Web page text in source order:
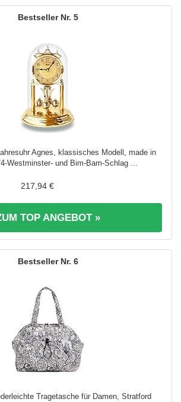
5
Agnes, klassisches Modell, made in
Westminster- und Bim-Bam-Schlag ...
217,94 €
TOP ANGEBOT »
6
Tragetasche für Damen, Stratford